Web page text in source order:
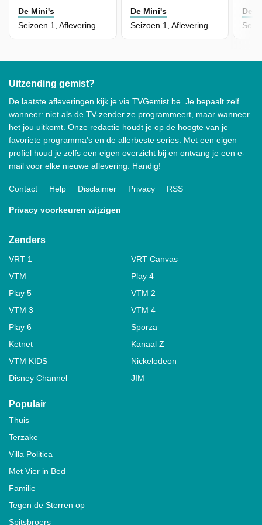
De Mini's
De Mini's
De
Uitzending gemist?
De laatste afleveringen kijk je via TVGemist.be. Je bepaalt zelf
wanneer: niet als de TV-zender ze programmeert, maar wanneer
het jou uitkomt. Onze redactie houdt je op de hoogte van je
favoriete programma's en de allerbeste series. Met een eigen
profiel houd je zelfs een eigen overzicht bij en ontvang je een e-
mail voor elke nieuwe aflevering. Handig!
Contact Help Disclaimer Privacy RSS
Privacy voorkeuren wijzigen
Zenders
VRT 1
VRT Canvas
VTM
Play 4
Play 5
VTM 2
VTM 3
VTM 4
Play 6
Sporza
Ketnet
Kanaal Z
VTM KIDS
Nickelodeon
Disney Channel
JIM
Populair
Thuis
Terzake
Villa Politica
Met Vier in Bed
Familie
Tegen de Sterren op
Spitsbroers